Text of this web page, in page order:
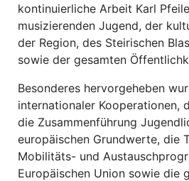
kontinuierliche Arbeit Karl
musizierenden Jugend, der
der Region, des Steirischen
sowie der gesamten
Besonderes hervorgeheben
internationaler Kooperationen,
die Zusammenführung
europäischen Grundwerte, die
Mobilitäts- und
Europäischen Union sowie die